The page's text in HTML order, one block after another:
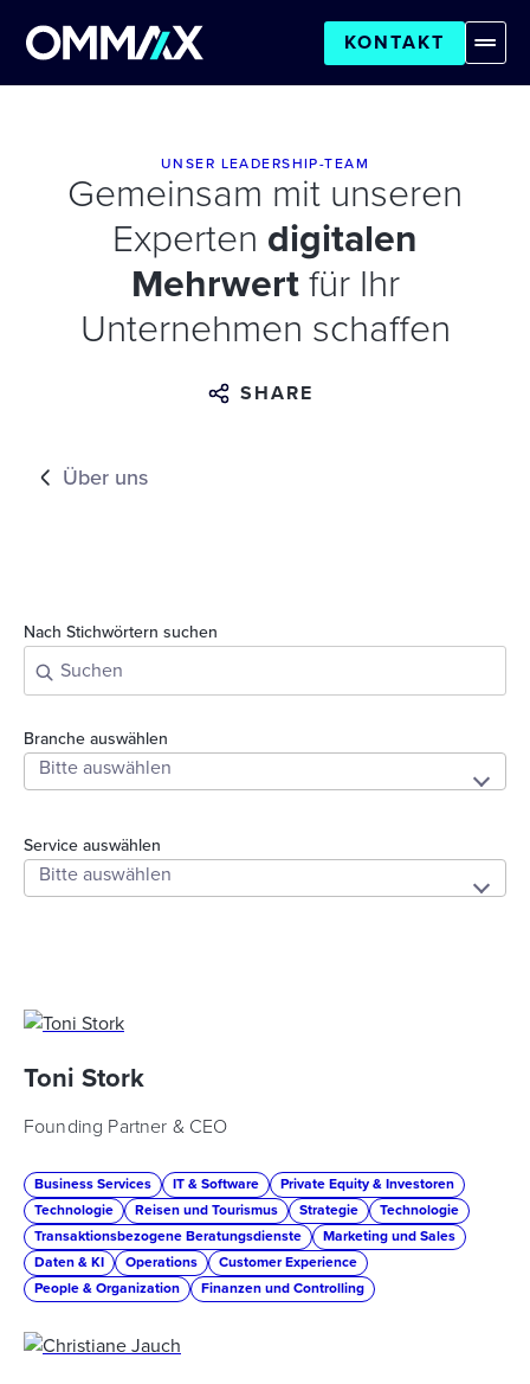
KONTAKT
UNSER LEADERSHIP-TEAM
Gemeinsam mit unseren
Experten digitalen
Mehrwertfür Ihr
Unternehmen schaffen
SHARE
Über uns
Nach Stichwörtern suchen
Branche auswählen
Service auswählen
Toni Stork
Founding Partner & CEO
Business Services IT & Software
Private Equity & Investoren
Technologie
Reisen und Tourismus Strategie
Technologie
Transaktionsbezogene Beratungsdienste
Marketing und Sales
Daten & KI
Operations
Customer Experience
People & Organization
Finanzen und Controlling